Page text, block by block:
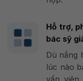
Hỗ trợ,
bác sỹ
Dù nắng
lúc nào
vấn